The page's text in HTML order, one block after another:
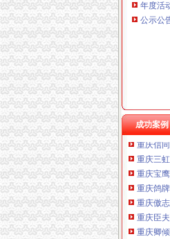
年度活
公示公
成功案例
重庆鸽
重庆海
重庆奕
重庆信
重庆三
重庆宝
重庆鸽
重庆傲
重庆臣
重庆卿
重庆国